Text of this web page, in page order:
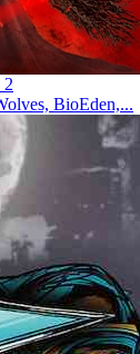
2
BioEden,...